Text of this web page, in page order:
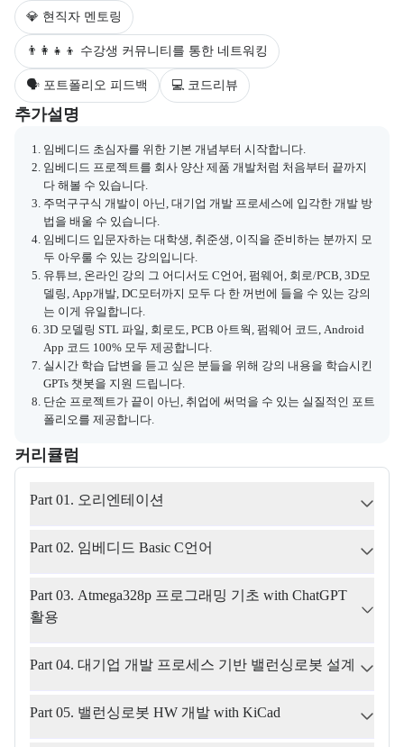
💎 현직자 멘토링
👨‍👩‍👧‍👦 수강생 커뮤니티를 통한 네트워킹
🗣 포트폴리오 피드백 💻 코드리뷰
추가설명
부트캠프와 관련된 추가 안내 및 참고 사항을 제공한다.
임베디드 초심자를 위한 기본 개념부터 시작합니다.
임베디드 프로젝트를 회사 양산 제품 개발처럼 처음부터 끝까지
다 해볼 수 있습니다.
주먹구구식 개발이 아닌, 대기업 개발 프로세스에 입각한 개발 방
법을 배울 수 있습니다.
임베디드 입문자하는 대학생, 취준생, 이직을 준비하는 분까지 모
두 아우룰 수 있는 강의입니다.
유튜브, 온라인 강의 그 어디서도 C언어, 펌웨어, 회로/PCB, 3D모
델링, App개발, DC모터까지 모두 다 한 꺼번에 들을 수 있는 강의
는 이게 유일합니다.
3D 모델링 STL 파일, 회로도, PCB 아트웍, 펌웨어 코드, Android
App 코드 100% 모두 제공합니다.
실시간 학습 답변을 듣고 싶은 분들을 위해 강의 내용을 학습시킨
GPTs 챗봇을 지원 드립니다.
단순 프로젝트가 끝이 아닌, 취업에 써먹을 수 있는 실질적인 포트
폴리오를 제공합니다.
커리큘럼
교육과정의 커리큘럼 정보를 안내한다.
커리큘럼
Part 01. 오리엔테이션
Part 02. 임베디드 Basic C언어
Part 03. Atmega328p 프로그래밍 기초 with ChatGPT
활용
Part 04. 대기업 개발 프로세스 기반 밸런싱로봇 설계
Part 05. 밸런싱로봇 HW 개발 with KiCad